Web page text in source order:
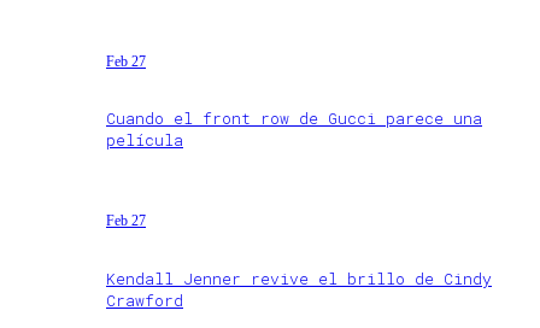
Feb 27
Cuando el front row de Gucci parece una
película
Feb 27
Kendall Jenner revive el brillo de Cindy
Crawford